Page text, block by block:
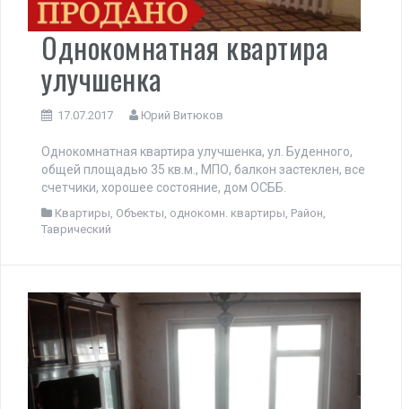
Однокомнатная квартира
улучшенка
17.07.2017 Юрий Витюков
Однокомнатная квартира улучшенка, ул. Буденного,
общей площадью 35 кв.м., МПО, балкон застеклен, все
счетчики, хорошее состояние, дом ОСББ.
Квартиры, Объекты, однокомн. квартиры, Район,
Таврический